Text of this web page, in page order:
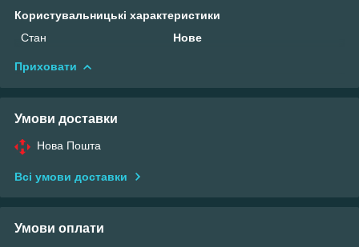
Користувальницькі характеристики
Стан
Нове
Приховати
Умови доставки
Нова Пошта
Всі умови доставки
Умови оплати